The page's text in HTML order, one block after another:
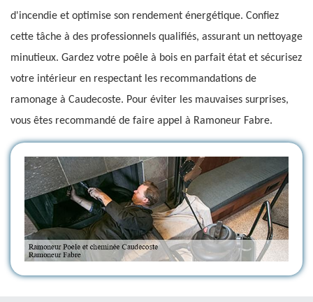
d'incendie et optimise son rendement énergétique. Confiez
cette tâche à des professionnels qualifiés, assurant un nettoyage
minutieux. Gardez votre poêle à bois en parfait état et sécurisez
votre intérieur en respectant les recommandations de
ramonage à Caudecoste. Pour éviter les mauvaises surprises,
vous êtes recommandé de faire appel à Ramoneur Fabre.